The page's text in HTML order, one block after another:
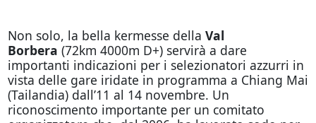
Non solo, la bella kermesse della Val
Borbera (72km 4000m D+) servirà a dare
importanti indicazioni per i selezionatori azzurri in
vista delle gare iridate in programma a Chiang Mai
(Tailandia) dall’11 al 14 novembre. Un
riconoscimento importante per un comitato